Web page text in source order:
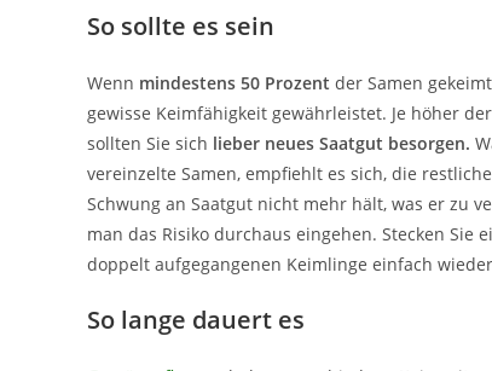
So sollte es sein
Wenn mindestens 50 Prozent der Samen
gewisse Keimfähigkeit gewährleistet. Je höher
sollten Sie sich lieber neues Saatgut besorgen.
vereinzelte Samen, empfiehlt es sich, die
Schwung an Saatgut nicht mehr hält, was er zu
man das Risiko durchaus eingehen. Stecken
doppelt aufgegangenen Keimlinge einfach
So lange dauert es